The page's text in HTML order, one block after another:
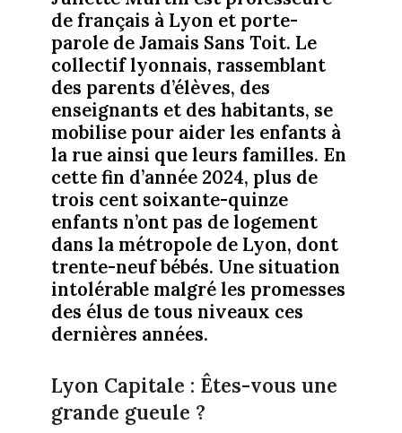
de français à Lyon et porte-
parole de Jamais Sans Toit. Le
collectif lyonnais, rassemblant
des parents d’élèves, des
enseignants et des habitants, se
mobilise pour aider les enfants à
la rue ainsi que leurs familles. En
cette fin d’année 2024, plus de
trois cent soixante-quinze
enfants n’ont pas de logement
dans la métropole de Lyon, dont
trente-neuf bébés. Une situation
intolérable malgré les promesses
des élus de tous niveaux ces
dernières années.
Lyon Capitale : Êtes-vous une
grande gueule ?